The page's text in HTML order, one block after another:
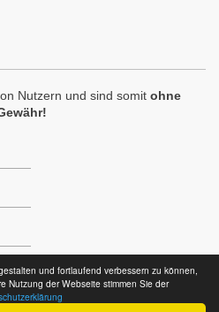
und fortlaufend verbessern zu können,
Nutzung der Webseite stimmen Sie der
Nutzern und sind somit ohne